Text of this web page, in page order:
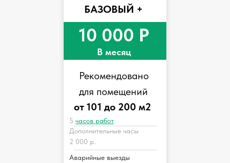
БАЗОВЫЙ +
10 000 Р
В месяц
Рекомендовано
для помещений
от 101 до 200 м2
5 часов работ
Дополнительные часы
2 000 р.
Аварийные выезды